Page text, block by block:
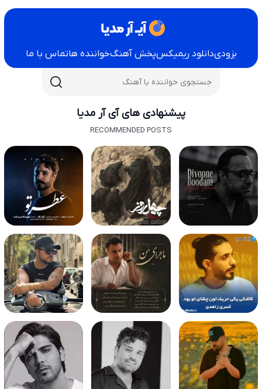
بزودیدانلود ریمیکسپخش آهنگخواننده هاتماس با ما
پیشنهادی های آی آر مدیا
RECOMMENDED POSTS